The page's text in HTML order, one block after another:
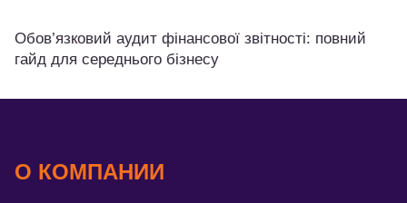
Обов’язковий аудит фінансової звітності: повний
гайд для середнього бізнесу
О КОМПАНИИ